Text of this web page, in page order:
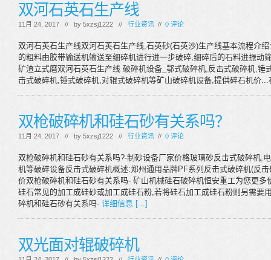
双河石英石生产线
11月 24, 2017 // by 5xzsj1222 // 行业资讯 // 0 评论
双河石英石生产线双河石英石生产线,石英砂(石英沙)生产线基本流程介
的粗料由胶带输送机输送至细碎机进行进一步破碎,细碎后的石料进振动
矿渣立式磨双河石英石生产线 破碎机设备_鄂式破碎机,反击式破碎机,
击式破碎机,锤式破碎机,对辊式破碎机等矿山破碎机设备,提供碎石机价
双枪破碎机和硅石砂有关系吗？
11月 24, 2017 // by 5xzsj1222 // 行业资讯 // 0 评论
双枪破碎机和硅石砂有关系吗?-制砂设备厂家价格玻璃砂反击式破碎机,
机等破碎设备反击式破碎机概述:郑州通用品牌PF系列反击式破碎机(反
价双枪破碎机和硅石砂有关系吗- 矿山机械硅石破碎机恒安重工为您更
硅石常见的加工成硅砂或加工成硅石粉,若将硅石加工成硅石粉则另需要
碎机和硅石砂有关系吗- 详细信息 [...]
双光面对辊破碎机